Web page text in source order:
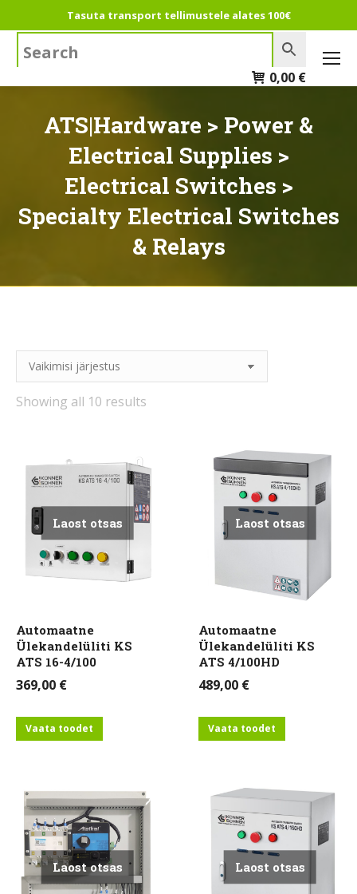
Tasuta transport tellimustele alates 100€
0,00 €
ATS|Hardware > Power &
Electrical Supplies >
Electrical Switches >
Specialty Electrical Switches
& Relays
Showing all 10 results
Laost otsas
Automaatne
Ülekandelüliti KS
ATS 16-4/100
369,00 €
Vaata toodet
Laost otsas
Automaatne
Ülekandelüliti KS
ATS 4/100HD
489,00 €
Vaata toodet
Laost otsas Laost otsas